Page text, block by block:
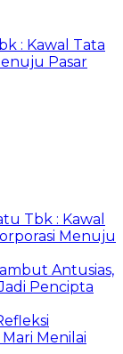
: Kawal Tata
Pasar
Tbk : Kawal
Menuju
Antusias,
Pencipta
Menilai